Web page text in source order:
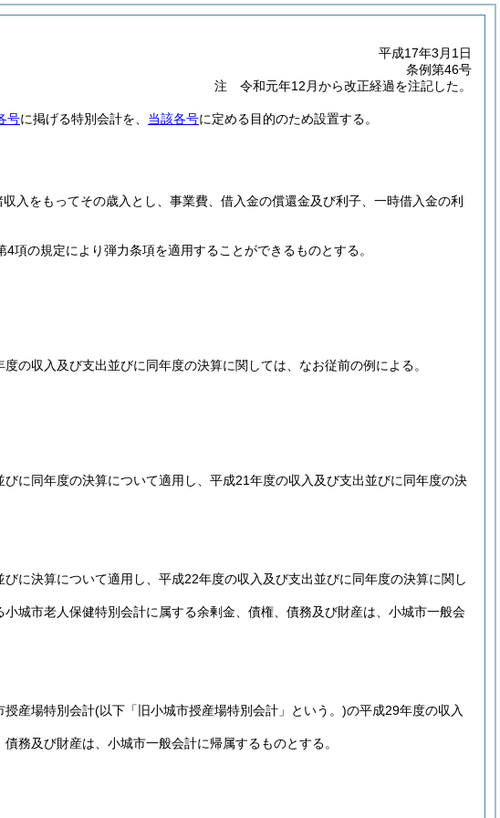
平成17年3月1日
条例第46号
注 令和元年12月から改正経過を注記した。
号に掲げる特別会計を、 当該各号に定める目的のため設置する。
入をもってその歳入とし、事業費、借入金の償還金及び利子、一時借入金の利
の規定により弾力条項を適用することができるものとする。
の収入及び支出並びに同年度の決算に関しては、なお従前の例による。
に同年度の決算について適用し、平成21年度の収入及び支出並びに同年度の決
に決算について適用し、平成22年度の収入及び支出並びに同年度の決算に関し
城市老人保健特別会計に属する余剰金、債権、債務及び財産は、小城市一般会
授産場特別会計(以下「旧小城市授産場特別会計」という。)の平成29年度の収入
務及び財産は、小城市一般会計に帰属するものとする。